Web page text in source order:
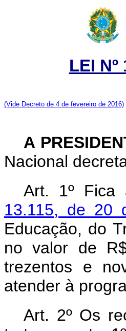
LEI Nº
(Vide Decreto de 4 de fevereiro de 2016)
A
Nacional
Art. 1º Fica
13.115, de
Educação, do
no valor de
trezentos e
atender à
Art. 2º Os